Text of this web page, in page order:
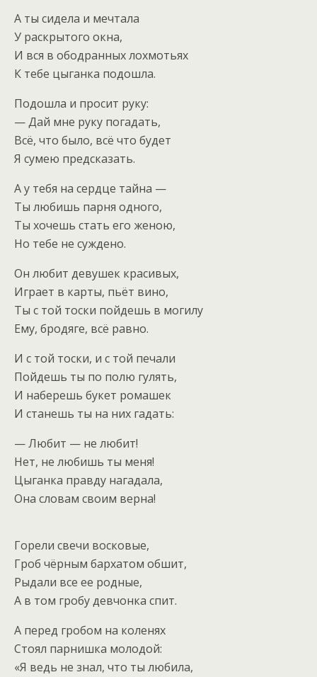
А ты сидела и мечтала
У раскрытого окна,
И вся в ободранных лохмотьях
К тебе цыганка подошла.
Подошла и просит руку:
— Дай мне руку погадать,
Всё, что было, всё что будет
Я сумею предсказать.
А у тебя на сердце тайна —
Ты любишь парня одного,
Ты хочешь стать его женою,
Но тебе не суждено.
Он любит девушек красивых,
Играет в карты, пьёт вино,
Ты с той тоски пойдешь в могилу
Ему, бродяге, всё равно.
И с той тоски, и с той печали
Пойдешь ты по полю гулять,
И наберешь букет ромашек
И станешь ты на них гадать:
— Любит — не любит!
Нет, не любишь ты меня!
Цыганка правду нагадала,
Она словам своим верна!
Горели свечи восковые,
Гроб чёрным бархатом обшит,
Рыдали все ее родные,
А в том гробу девчонка спит.
А перед гробом на коленях
Стоял парнишка молодой:
«Я ведь не знал, что ты любила,